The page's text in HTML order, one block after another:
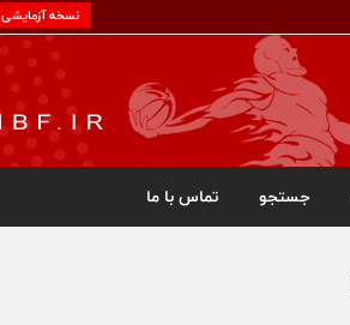
نسخه آزمایشی
جستجو تماس با ما